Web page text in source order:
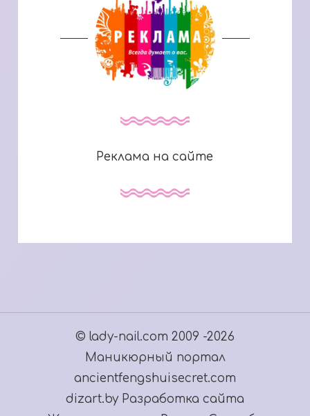
Реклама на сайте
© lady-nail.com 2009 -2026
Маникюрный портал
ancientfengshuisecret.com
dizart.by Разработка сайта